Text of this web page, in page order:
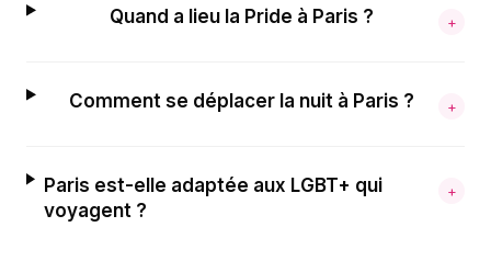
Quand a lieu la Pride à Paris ? +
Comment se déplacer la nuit à Paris ? +
Paris est-elle adaptée aux LGBT+ qui
voyagent ?
+